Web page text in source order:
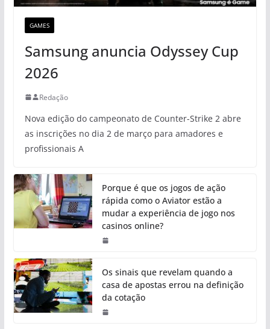
GAMES
Samsung anuncia Odyssey Cup
2026
Redação
Nova edição do campeonato de Counter-Strike 2 abre
as inscrições no dia 2 de março para amadores e
profissionais A
Porque é que os jogos de ação
rápida como o Aviator estão a
mudar a experiência de jogo nos
casinos online?
Os sinais que revelam quando a
casa de apostas errou na definição
da cotação